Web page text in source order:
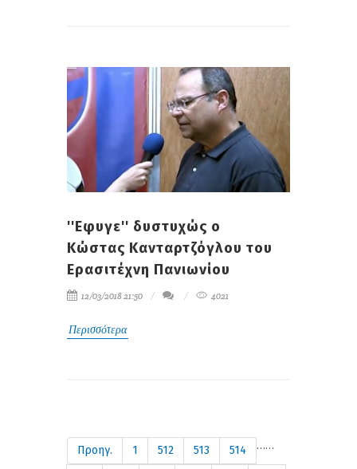
''Εφυγε'' δυστυχώς ο
Κώστας Κανταρτζόγλου του
Ερασιτέχνη Πανιωνίου
12/03/2018 21:50 4021
Περισσότερα
Προηγ. 1 …
512 513
514
…